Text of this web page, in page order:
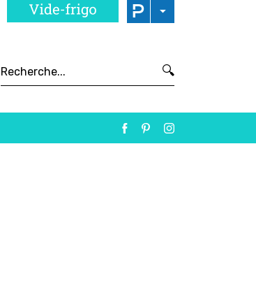
🔍